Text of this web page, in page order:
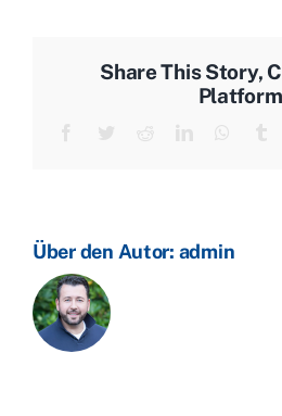
–
Share This Story,
Über den Autor: admin